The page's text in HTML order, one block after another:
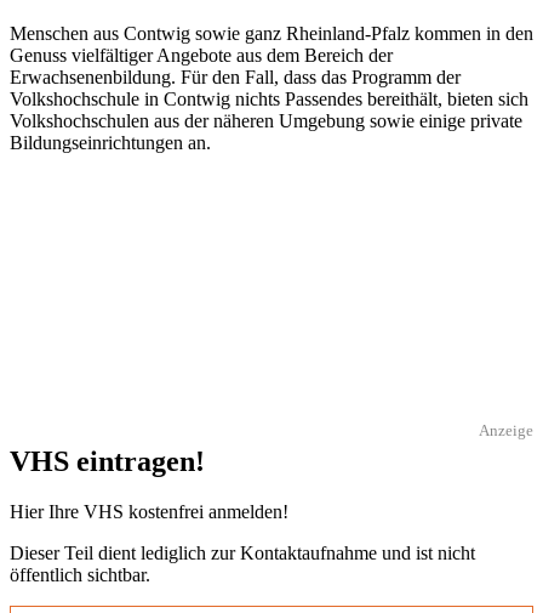
Menschen aus Contwig sowie ganz Rheinland-Pfalz kommen in den
Genuss vielfältiger Angebote aus dem Bereich der
Erwachsenenbildung. Für den Fall, dass das Programm der
Volkshochschule in Contwig nichts Passendes bereithält, bieten sich
Volkshochschulen aus der näheren Umgebung sowie einige private
Bildungseinrichtungen an.
Anzeige
VHS eintragen!
Hier Ihre VHS kostenfrei anmelden!
Dieser Teil dient lediglich zur Kontaktaufnahme und ist nicht
öffentlich sichtbar.